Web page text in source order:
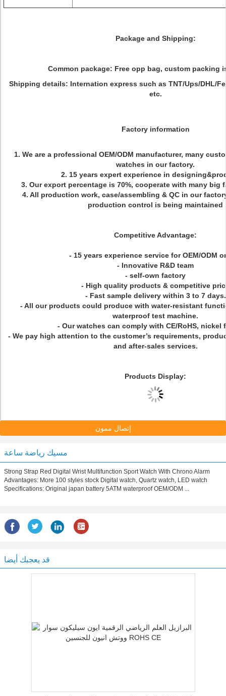
Package and Shipping:
Common package: Free opp bag, custom packing
Shipping details: Internation express such as TNT/Ups/DHL/
etc.
Factory information
1. We are a professional OEM/ODM manufacturer, many
watches in our factory.
2. 15 years expert experience in
3. Our export percentage is 70%, cooperate with many big
4. All production work, case/assembling & QC in our
production control is being maintained
Competitive Advantage:
- 15 years experience service for OEM/ODM
- Innovative R&D team
- self-own factory
- High quality products & competitive
- Fast sample delivery within 3 to 7 days.
- All our products could produce with water-resistant
waterproof test machine.
- Our watches can comply with CE/RoHS, nickel
- We pay high attention to the customer’s requirements,
and after-sales services.
Products Display:
إتصال ممون
مسيك رياضة ساعة
Strong Strap Red Digital Wrist Multifunction Sport Watch With Chrono Alarm
Advantages: More 100 styles stock Digital watch, Quartz watch, LED watch
Specifications: Original japan battery 5ATM waterproof OEM/ODM ...
قد يعجبك أيضا